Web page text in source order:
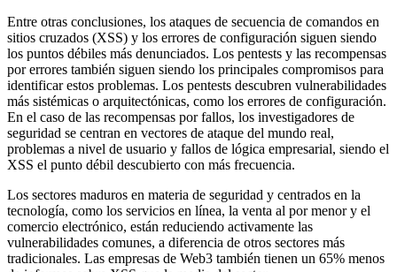
Entre otras conclusiones, los ataques de secuencia de comandos en
sitios cruzados (XSS) y los errores de configuración siguen siendo
los puntos débiles más denunciados. Los pentests y las recompensas
por errores también siguen siendo los principales compromisos para
identificar estos problemas. Los pentests descubren vulnerabilidades
más sistémicas o arquitectónicas, como los errores de configuración.
En el caso de las recompensas por fallos, los investigadores de
seguridad se centran en vectores de ataque del mundo real,
problemas a nivel de usuario y fallos de lógica empresarial, siendo el
XSS el punto débil descubierto con más frecuencia.
Los sectores maduros en materia de seguridad y centrados en la
tecnología, como los servicios en línea, la venta al por menor y el
comercio electrónico, están reduciendo activamente las
vulnerabilidades comunes, a diferencia de otros sectores más
tradicionales. Las empresas de Web3 también tienen un 65% menos